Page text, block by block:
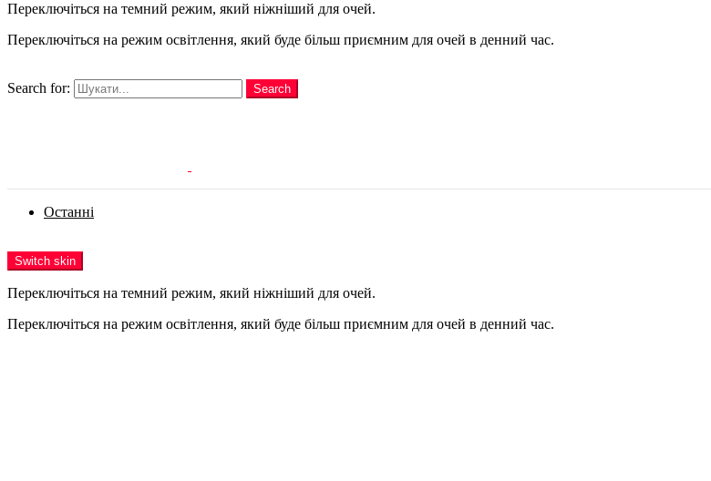
Переключіться на темний режим, який ніжніший для очей.
Переключіться на режим освітлення, який буде більш приємним для очей в денний час.
Search for:
Search
Останні
Switch skin
Переключіться на темний режим, який ніжніший для очей.
Переключіться на режим освітлення, який буде більш приємним для очей в денний час.